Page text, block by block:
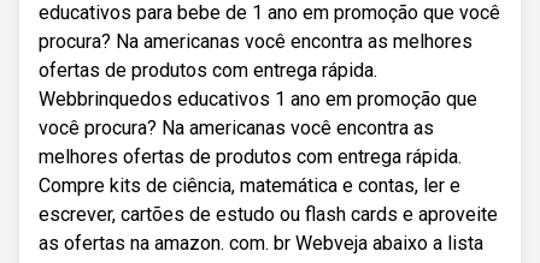
educativos para bebe de 1 ano em promoção que você
procura? Na americanas você encontra as melhores
ofertas de produtos com entrega rápida.
Webbrinquedos educativos 1 ano em promoção que
você procura? Na americanas você encontra as
melhores ofertas de produtos com entrega rápida.
Compre kits de ciência, matemática e contas, ler e
escrever, cartões de estudo ou flash cards e aproveite
as ofertas na amazon. com. br Webveja abaixo a lista